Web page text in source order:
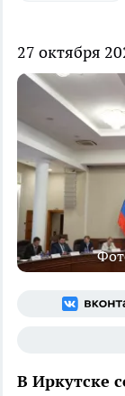
27 октября
В Иркутске